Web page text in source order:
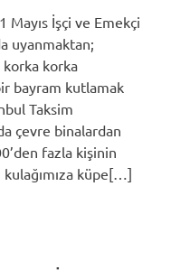
Mayıs İşçi ve Emekçi
uyanmaktan;
korka
bayram kutlamak
Taksim
çevre binalardan
fazla kişinin
kulağımıza küpe[…]